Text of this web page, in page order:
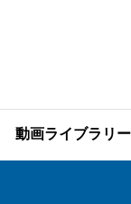
動画ライブラリー